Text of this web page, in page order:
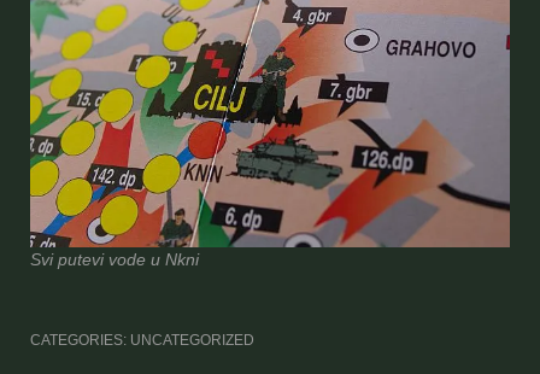
Svi putevi vode u Nkni
CATEGORIES: UNCATEGORIZED